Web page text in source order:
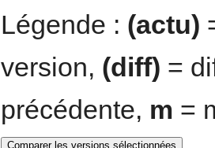
Légende : (actu)
version, (diff) =
précédente, m =